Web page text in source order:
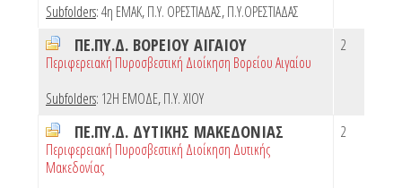
Subfolders:4η ΕΜΑΚ,Π.Υ. ΟΡΕΣΤΙΑΔΑΣ,Π.Υ.ΟΡΕΣΤΙΑΔΑΣ
ΠΕ.ΠΥ.Δ. ΒΟΡΕΙΟΥ ΑΙΓΑΙΟΥ
Περιφερειακή Πυροσβεστική Διοίκηση Βορείου Αιγαίου
Subfolders: 12Η ΕΜΟΔΕ,Π.Υ. ΧΙΟΥ
2
ΠΕ.ΠΥ.Δ. ΔΥΤΙΚΗΣ ΜΑΚΕΔΟΝΙΑΣ
Περιφερειακή Πυροσβεστική Διοίκηση Δυτικής
Μακεδονίας
2